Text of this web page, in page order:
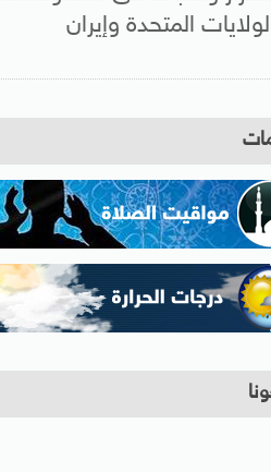
المتحدة وإيران